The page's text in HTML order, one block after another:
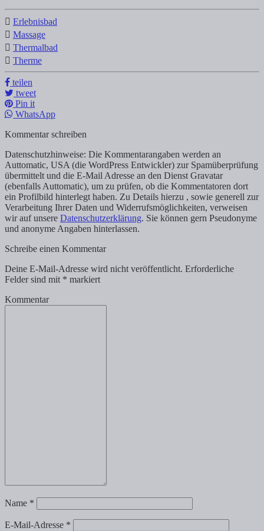
Erlebnisbad
Massage
Thermalbad
Therme
teilen
tweet
Pin it
WhatsApp
Kommentar schreiben
Datenschutzhinweise: Die Kommentarangaben werden an
Auttomatic, USA (die WordPress Entwickler) zur Spamüberprüfung
übermittelt und die E-Mail Adresse an den Dienst Gravatar
(ebenfalls Auttomatic), um zu prüfen, ob die Kommentatoren dort
ein Profilbild hinterlegt haben. Zu Details hierzu , sowie generell zur
Verarbeitung Ihrer Daten und Widerrufsmöglichkeiten, verweisen
wir auf unsere Datenschutzerklärung. Sie können gern Pseudonyme
und anonyme Angaben hinterlassen.
Schreibe einen Kommentar
Deine E-Mail-Adresse wird nicht veröffentlicht. Erforderliche
Felder sind mit * markiert
Kommentar
Name *
E-Mail-Adresse *